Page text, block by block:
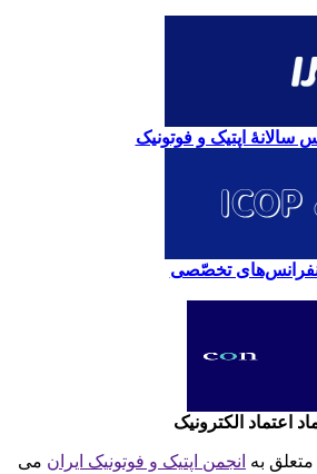
سالانۀ اپتیک و فوتونیک
تخصّصی
اعتماد الکترونیک
بهانجمن اپتیک و فوتونیک ایران می